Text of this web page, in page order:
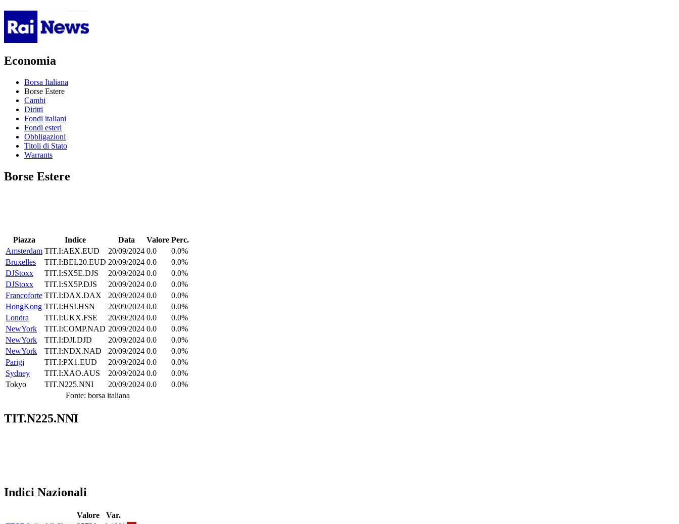
Economia
Borsa Italiana
Borse Estere
Cambi
Diritti
Fondi italiani
Fondi esteri
Obbligazioni
Titoli di Stato
Warrants
Borse Estere
Piazza Indice Data Valore Perc.
Amsterdam TIT.I:AEX.EUD 20/09/2024 0.0
0.0%
Bruxelles
TIT.I:BEL20.EUD 20/09/2024 0.0
0.0%
DJStoxx
TIT.I:SX5E.DJS 20/09/2024 0.0
0.0%
DJStoxx
TIT.I:SX5P.DJS 20/09/2024 0.0
0.0%
Francoforte TIT.I:DAX.DAX 20/09/2024 0.0
0.0%
HongKong TIT.I:HSI.HSN 20/09/2024 0.0
0.0%
Londra
TIT.I:UKX.FSE 20/09/2024 0.0
0.0%
NewYork
TIT.I:COMP.NAD 20/09/2024 0.0
0.0%
NewYork
TIT.I:DJI.DJD 20/09/2024 0.0
0.0%
NewYork
TIT.I:NDX.NAD 20/09/2024 0.0
0.0%
Parigi
TIT.I:PX1.EUD 20/09/2024 0.0
0.0%
Sydney
TIT.I:XAO.AUS 20/09/2024 0.0
0.0%
Tokyo
TIT.N225.NNI 20/09/2024 0.0
0.0%
Fonte: borsa italiana
TIT.N225.NNI
Indici Nazionali
Valore
Var.